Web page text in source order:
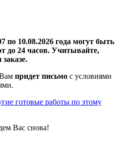
по 10.08.2026 года могут быть
до 24 часов. Учитывайте,
придет письмо с условиями
готовые работы по этому
Вас снова!